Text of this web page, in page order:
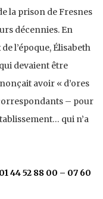
la prison de Fresnes
décennies. En
l’époque, Élisabeth
devaient être
avoir « d’ores
– pour
qui n’a
44 52 88 00 – 07 60